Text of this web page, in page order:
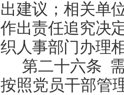
出建议；相关单
作出责任追究决
织人事部门办理
第二十六条
按照党员干部管